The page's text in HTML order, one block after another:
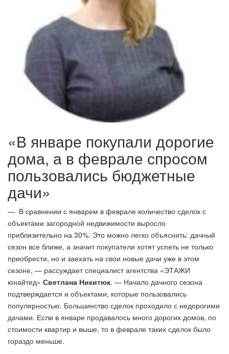
«В январе покупали дорогие
дома, а в феврале спросом
пользовались бюджетные
дачи»
— В сравнении с январем в феврале количество сделок с
объектами загородной недвижимости выросло
приблизительно на 30%. Это можно легко объяснить: дачный
сезон все ближе, а значит покупатели хотят успеть не только
приобрести, но и заехать на свои новые дачи уже в этом
сезоне, — рассуждает специалист агентства «ЭТАЖИ
юнайтед» Светлана Никитюк. — Начало дачного сезона
подтверждается и объектами, которые пользовались
популярностью. Большинство сделок проходило с недорогими
дачами. Если в январе продавалось много дорогих домов, по
стоимости квартир и выше, то в феврале таких сделок было
гораздо меньше.